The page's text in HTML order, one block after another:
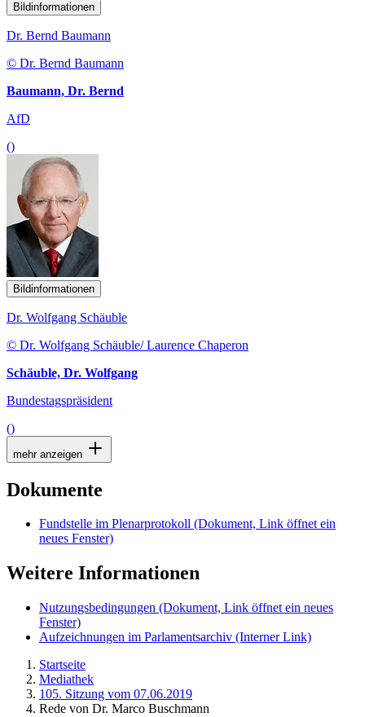
Bildinformationen
Dr. Bernd Baumann
© Dr. Bernd Baumann
Baumann, Dr. Bernd
AfD
()
Bildinformationen
Dr. Wolfgang Schäuble
© Dr. Wolfgang Schäuble/ Laurence Chaperon
Schäuble, Dr. Wolfgang
Bundestagspräsident
()
mehr anzeigen
Dokumente
Fundstelle im Plenarprotokoll (Dokument, Link öffnet ein
neues Fenster)
Weitere Informationen
Nutzungsbedingungen (Dokument, Link öffnet ein neues
Fenster)
Aufzeichnungen im Parlamentsarchiv (Interner Link)
Startseite
Mediathek
105. Sitzung vom 07.06.2019
Rede von Dr. Marco Buschmann